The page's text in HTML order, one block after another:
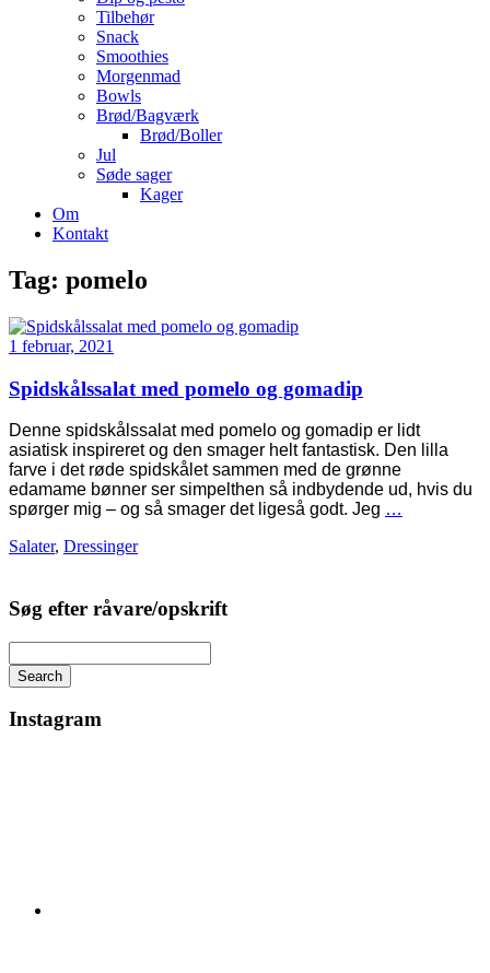
Tilbehør
Snack
Smoothies
Morgenmad
Bowls
Brød/Bagværk
Brød/Boller
Jul
Søde sager
Kager
Om
Kontakt
Tag: pomelo
1 februar, 2021
Spidskålssalat med pomelo og gomadip
Denne spidskålssalat med pomelo og gomadip er lidt
asiatisk inspireret og den smager helt fantastisk. Den lilla
farve i det røde spidskålet sammen med de grønne
edamame bønner ser simpelthen så indbydende ud, hvis du
spørger mig – og så smager det ligeså godt. Jeg …
Salater, Dressinger
Søg efter råvare/opskrift
Search
Instagram